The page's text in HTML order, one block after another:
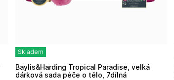
Skladem
Baylis&Harding Tropical Paradise, velká
dárková sada péče o tělo, 7dílná